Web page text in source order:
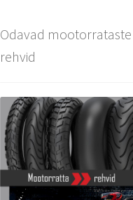
Odavad mootorrataste
rehvid